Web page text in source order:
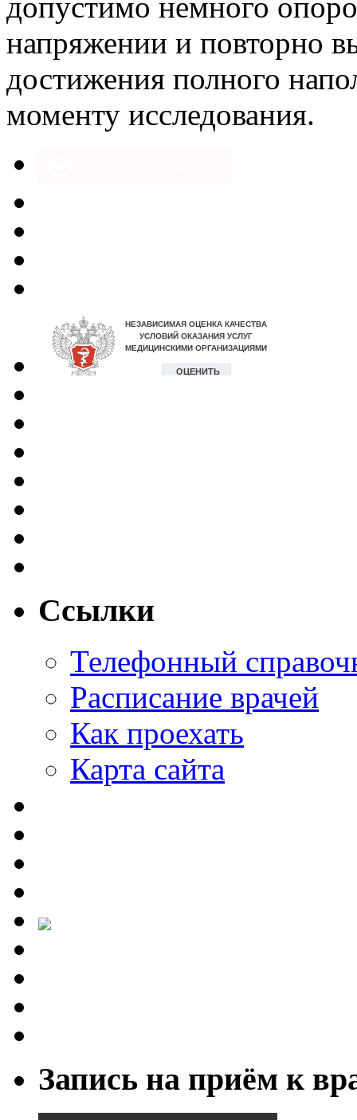
напряжении и повторно
достижения полного
моменту исследования.
Ссылки
Телефонный
Расписание врачей
Как проехать
Карта сайта
Запись на приём к